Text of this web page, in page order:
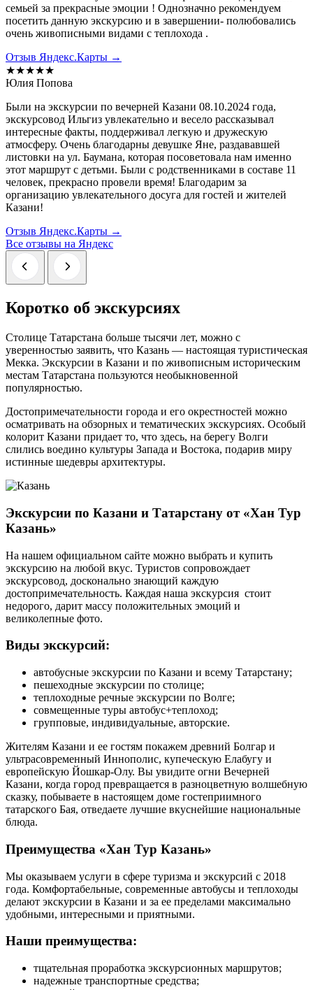
семьей за прекрасные эмоции ! Однозначно рекомендуем
посетить данную экскурсию и в завершении- полюбовались
очень живописными видами с теплохода .
Отзыв Яндекс.Карты →
★★★★★
Юлия Попова
Были на экскурсии по вечерней Казани 08.10.2024 года,
экскурсовод Ильгиз увлекательно и весело рассказывал
интересные факты, поддерживал легкую и дружескую
атмосферу. Очень благодарны девушке Яне, раздававшей
листовки на ул. Баумана, которая посоветовала нам именно
этот маршрут с детьми. Были с родственниками в составе 11
человек, прекрасно провели время! Благодарим за
организацию увлекательного досуга для гостей и жителей
Казани!
Отзыв Яндекс.Карты →
Все отзывы на Яндекс
Коротко об экскурсиях
Столице Татарстана больше тысячи лет, можно с
уверенностью заявить, что Казань ― настоящая туристическая
Мекка. Экскурсии в Казани и по живописным историческим
местам Татарстана пользуются необыкновенной
популярностью.
Достопримечательности города и его окрестностей можно
осматривать на обзорных и тематических экскурсиях. Особый
колорит Казани придает то, что здесь, на берегу Волги
слились воедино культуры Запада и Востока, подарив миру
истинные шедевры архитектуры.
Экскурсии по Казани и Татарстану от «Хан Тур
Казань»
На нашем официальном сайте можно выбрать и купить
экскурсию на любой вкус. Туристов сопровождает
экскурсовод, досконально знающий каждую
достопримечательность. Каждая наша экскурсия стоит
недорого, дарит массу положительных эмоций и
великолепные фото.
Виды экскурсий:
автобусные экскурсии по Казани и всему Татарстану;
пешеходные экскурсии по столице;
теплоходные речные экскурсии по Волге;
совмещенные туры автобус+теплоход;
групповые, индивидуальные, авторские.
Жителям Казани и ее гостям покажем древний Болгар и
ультрасовременный Иннополис, купеческую Елабугу и
европейскую Йошкар-Олу. Вы увидите огни Вечерней
Казани, когда город превращается в разноцветную волшебную
сказку, побываете в настоящем доме гостеприимного
татарского Бая, отведаете лучшие вкуснейшие национальные
блюда.
Преимущества «Хан Тур Казань»
Мы оказываем услуги в сфере туризма и экскурсий с 2018
года. Комфортабельные, современные автобусы и теплоходы
делают экскурсии в Казани и за ее пределами максимально
удобными, интересными и приятными.
Наши преимущества:
тщательная проработка экскурсионных маршрутов;
надежные транспортные средства;